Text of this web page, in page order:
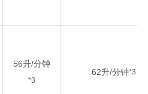
56升/分钟
*3
62升/分钟*3